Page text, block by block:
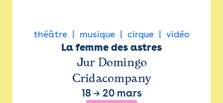
théâtre musique cirque vidéo
La femme des astres
Jur Domingo
Cridacompany
18 → 20 mars